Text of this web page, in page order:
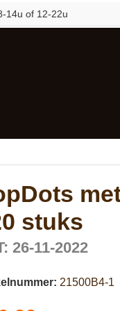
12-22u
stuks
26-11-2022
21500B4-1